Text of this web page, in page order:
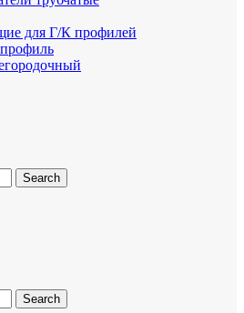
для Г/К профилей
Search
Search